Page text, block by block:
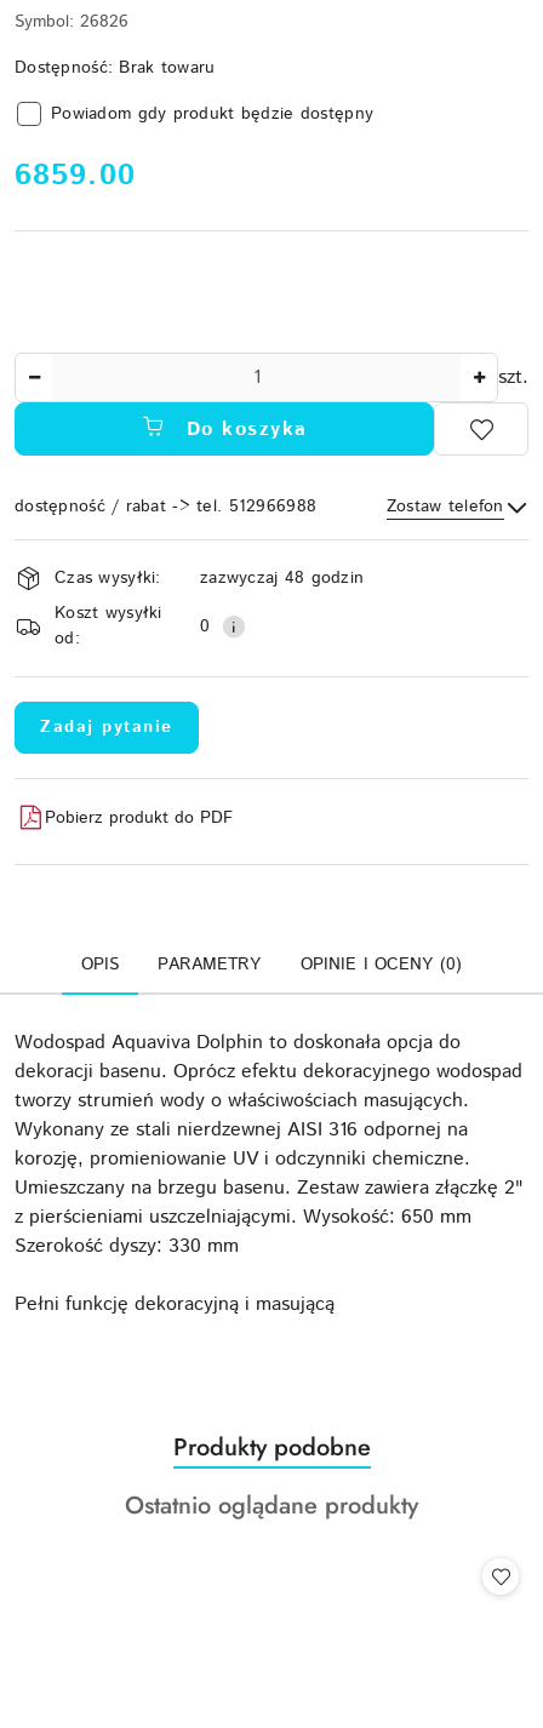
Symbol: 26826
Dostępność: Brak towaru
Powiadom gdy produkt będzie dostępny
cena:
6859.00
szt.
Do koszyka
dostępność / rabat -> tel. 512966988 Zostaw telefon
Wyślij
Dostępność
i
dostawa
Czas wysyłki:
zazwyczaj 48 godzin
Koszt wysyłki
od:
0
Zadaj pytanie
Pobierz produkt do PDF
OPIS PARAMETRY OPINIE I OCENY (0)
Wodospad Aquaviva Dolphin to doskonała opcja do
dekoracji basenu. Oprócz efektu dekoracyjnego wodospad
tworzy strumień wody o właściwościach masujących.
Wykonany ze stali nierdzewnej AISI 316 odpornej na
korozję, promieniowanie UV i odczynniki chemiczne.
Umieszczany na brzegu basenu. Zestaw zawiera złączkę 2"
z pierścieniami uszczelniającymi. Wysokość: 650 mm
Szerokość dyszy: 330 mm
Pełni funkcję dekoracyjną i masującą
Pomiń karuzelę produktów
Produkty
o
statusie:
Produkty podobne
Produkty
Ostatnio oglądane produkty